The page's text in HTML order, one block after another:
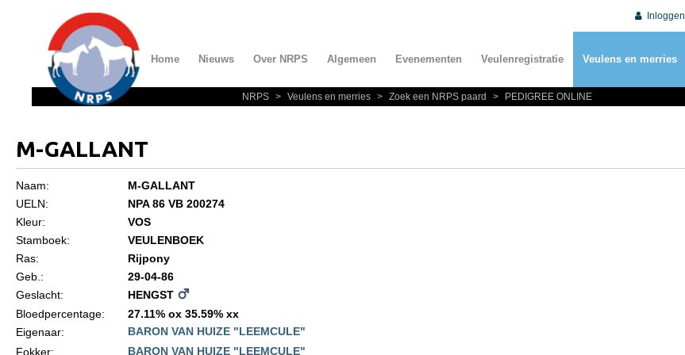
Inloggen
Home Nieuws Over NRPS Algemeen Evenementen Veulenregistratie Veulens en merries
Over NRPS
Statuten en reglementen
Privacyverklaring
Algemeen
NRPS > Veulens en merries > Zoek een NRPS paard > PEDIGREE ONLINE
M-GALLANT
Naam:
M-GALLANT
UELN:
NPA 86 VB 200274
Kleur:
VOS
Stamboek:
VEULENBOEK
Ras:
Rijpony
Geb.:
29-04-86
Geslacht:
HENGST
Bloedpercentage:
27.11% ox 35.59% xx
Eigenaar:
BARON VAN HUIZE "LEEMCULE"
Fokker:
BARON VAN HUIZE "LEEMCULE"